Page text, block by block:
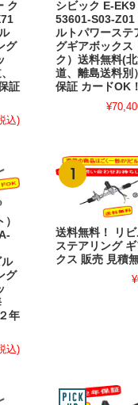
ク
グ
証
込)
シビック E-
53601-S03-Z01
ルトパワーステ
グギアボックス
ク）送料無料(
道、離島送料別
保証 カードOK！
グ
年
込)
送料無料！ リビ
ステアリング
クス 販売 見積